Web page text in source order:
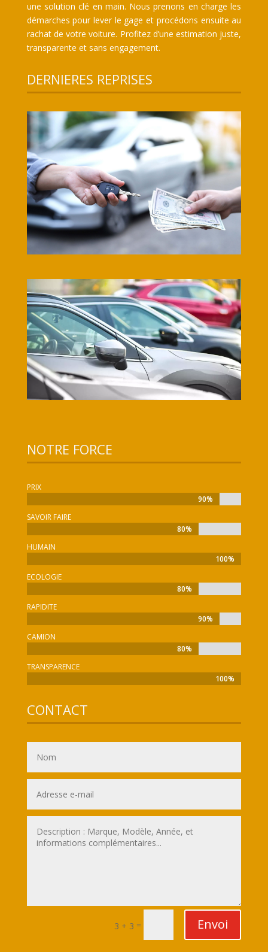
une solution clé en main. Nous prenons en charge les
démarches pour lever le gage et procédons ensuite au
rachat de votre voiture. Profitez d’une estimation juste,
transparente et sans engagement.
DERNIERES REPRISES
NOTRE FORCE
PRIX
90%
90%
SAVOIR FAIRE
80%
80%
HUMAIN
100%
100%
ECOLOGIE
80%
80%
RAPIDITE
90%
90%
CAMION
80%
80%
TRANSPARENCE
100%
100%
CONTACT
3 + 3 = Envoi